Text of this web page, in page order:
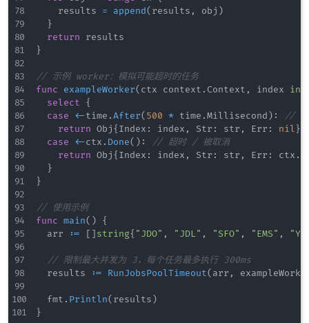
		results
= append( results , obj )
}
return
}
// 示例 worker：模拟可能超时的任务
func
exampleWorker( ctx context . Context , index int
select
{
case
<-time .After( 500 * time .Millisecond ) :
// 模
return Obj{ Index : index , Str : str , Err : nil }
case
<-ctx . Done( ) :
// 超时 / 被取消
return Obj{ Index : index , Str : str , Err : ctx .
}
}
// 使用示例
func main( )
{
	arr
:= [ ] string{ "JDO" , "JDL" , "SFO" , "EMS" ,
// 限制最大并发为 3，每个任务最多执行 300ms
	results
:= RunJobsPoolTimeout( arr ,
	fmt
. Println( results )
}